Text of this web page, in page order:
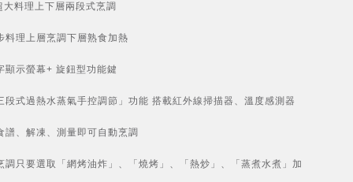
料理上下層兩段式烹調
料理上層烹調下層熟食加熱
顯示螢幕+ 旋鈕型功能鍵
段式過熱水蒸氣手控調節」功能 搭載紅外線掃描器、溫度感測器
譜、解凍、測量即可自動烹調
調只要選取「網烤油炸」、「燒烤」、「熱炒」、「蒸煮水煮」加